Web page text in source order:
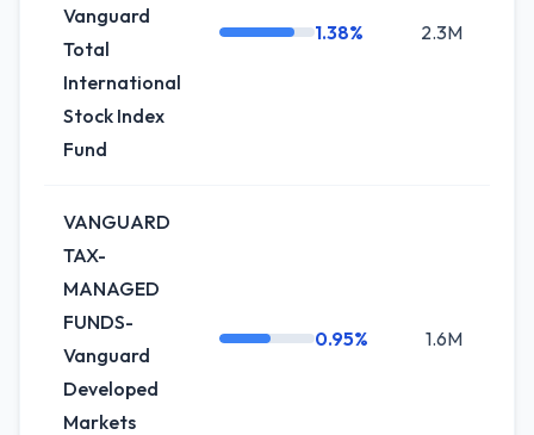
Vanguard
Total
International
Stock Index
Fund
1.38% 2.3M
VANGUARD
TAX-
MANAGED
FUNDS-
Vanguard
Developed
Markets
0.95% 1.6M